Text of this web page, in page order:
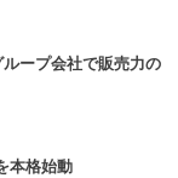
ープ会社で販売力の
本格始動